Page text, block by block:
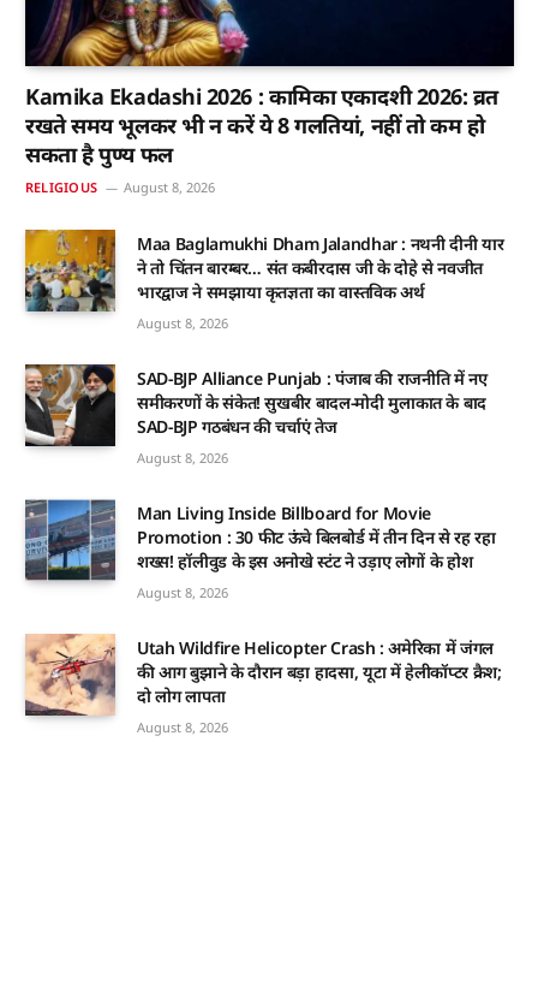
Kamika Ekadashi 2026 : कामिका एकादशी 2026: व्रत
रखते समय भूलकर भी न करें ये 8 गलतियां, नहीं तो कम हो
सकता है पुण्य फल
RELIGIOUS August 8, 2026
Maa Baglamukhi Dham Jalandhar : नथनी दीनी यार
ने तो चिंतन बारम्बर… संत कबीरदास जी के दोहे से नवजीत
भारद्वाज ने समझाया कृतज्ञता का वास्तविक अर्थ
August 8, 2026
SAD-BJP Alliance Punjab : पंजाब की राजनीति में नए
समीकरणों के संकेत! सुखबीर बादल-मोदी मुलाकात के बाद
SAD-BJP गठबंधन की चर्चाएं तेज
August 8, 2026
Man Living Inside Billboard for Movie
Promotion : 30 फीट ऊंचे बिलबोर्ड में तीन दिन से रह रहा
शख्स! हॉलीवुड के इस अनोखे स्टंट ने उड़ाए लोगों के होश
August 8, 2026
Utah Wildfire Helicopter Crash : अमेरिका में जंगल
की आग बुझाने के दौरान बड़ा हादसा, यूटा में हेलीकॉप्टर क्रैश;
दो लोग लापता
August 8, 2026